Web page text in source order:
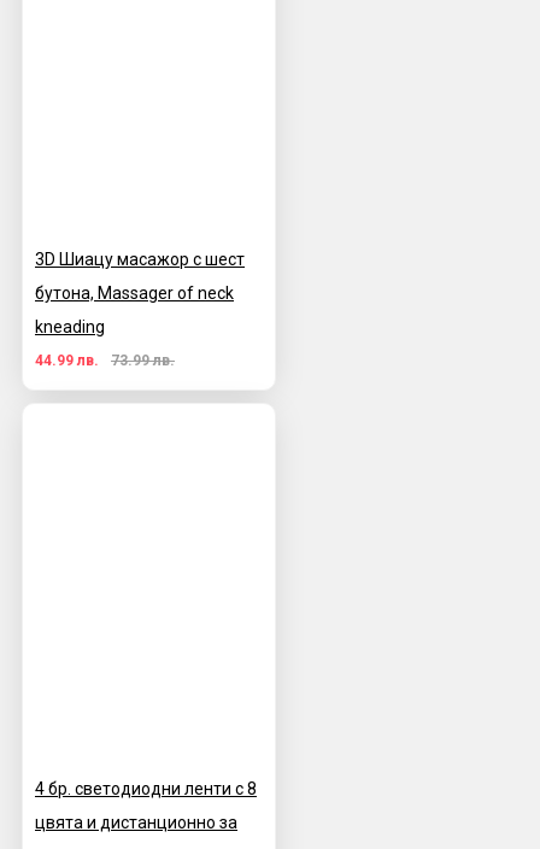
3D Шиацу масажор с шест
бутона, Massager of neck
kneading
44.99 лв. 73.99 лв.
4 бр. светодиодни ленти с 8
цвята и дистанционно за